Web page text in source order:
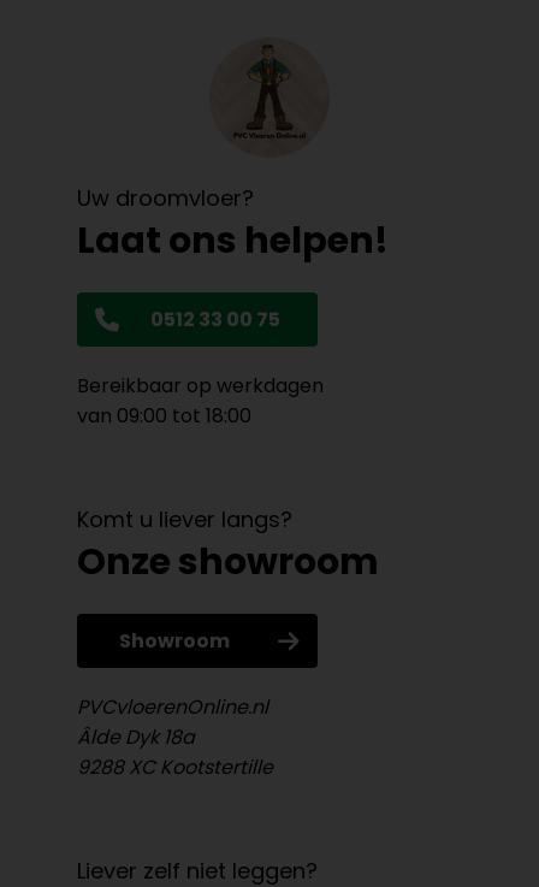
Uw droomvloer?
Laat ons helpen!
0512 33 00 75
Bereikbaar op werkdagen
van 09:00 tot 18:00
Komt u liever langs?
Onze showroom
Showroom
PVCvloerenOnline.nl
Âlde Dyk 18a
9288 XC Kootstertille
Liever zelf niet leggen?